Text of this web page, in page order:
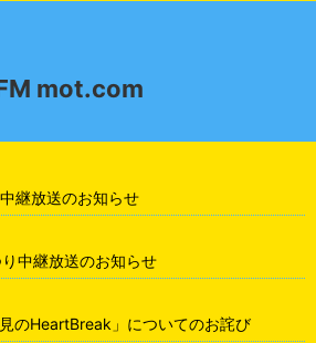
mot.com
継放送のお知らせ
中継放送のお知らせ
のHeartBreak」についてのお詫び